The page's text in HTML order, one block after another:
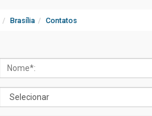
Brasília Contatos